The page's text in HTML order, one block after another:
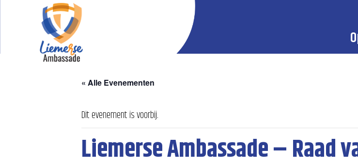
« Alle Evenementen
Dit evenement is voorbij.
Liemerse Ambassade – Raad